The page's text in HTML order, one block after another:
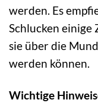
werden. Es
Schlucken
sie über die
werden können.
Wichtige